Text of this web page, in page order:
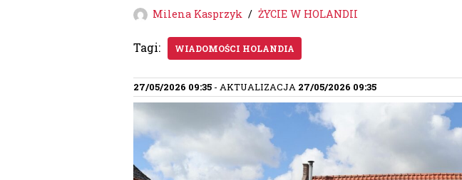
Milena Kasprzyk ŻYCIE W HOLANDII
Tagi: WIADOMOŚCI HOLANDIA
27/05/2026 09:35 - AKTUALIZACJA 27/05/2026 09:35